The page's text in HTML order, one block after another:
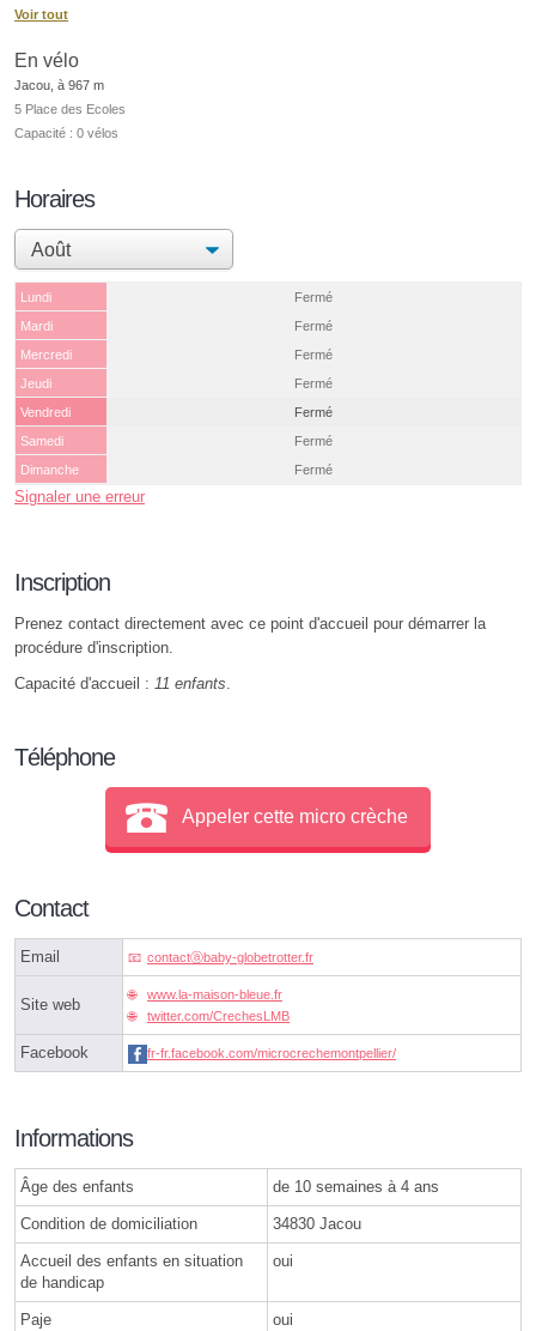
Voir tout
En vélo
Jacou, à 967 m
5 Place des Ecoles
Capacité : 0 vélos
Horaires
Lundi
Fermé
Mardi
Fermé
Mercredi
Fermé
Jeudi
Fermé
Vendredi
Fermé
Samedi
Fermé
Dimanche
Fermé
Signaler une erreur
Inscription
Prenez contact directement avec ce point d'accueil pour démarrer la
procédure d'inscription.
Capacité d'accueil : 11 enfants
Téléphone
Appeler cette micro crèche
Contact
Email contactⓐbaby-globetrotter.fr
Site web
www.la-maison-bleue.fr
twitter.com/CrechesLMB
Facebook fr-fr.facebook.com/microcrechemontpellier/
Informations
Âge des enfants de 10 semaines à 4 ans
Condition de domiciliation 34830 Jacou
Accueil des enfants en situation
de handicap
oui
Paje oui